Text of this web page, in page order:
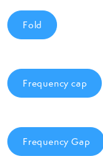
Fold
Frequency cap
Frequency Gap